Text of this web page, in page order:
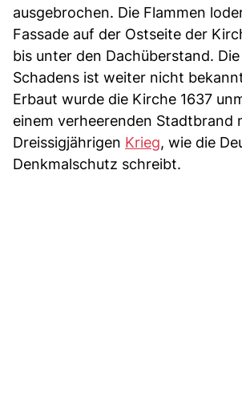
ausgebrochen. Die Flammen
Fassade auf der Ostseite der
bis unter den Dachüberstand.
Schadens ist weiter nicht
Erbaut wurde die Kirche 1637
einem verheerenden Stadtbrand
Dreissigjährigen Krieg, wie die
Denkmalschutz schreibt.